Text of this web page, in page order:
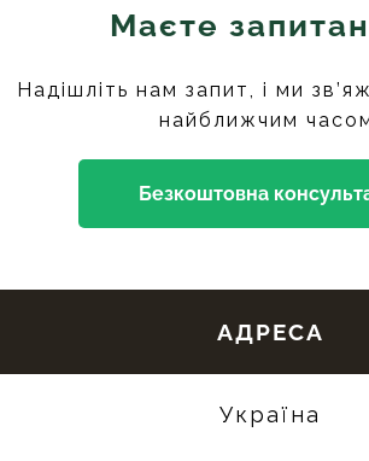
Маєте
Надішліть нам запит, і ми
найближчим
Безкоштовна
АДРЕСА
Україна